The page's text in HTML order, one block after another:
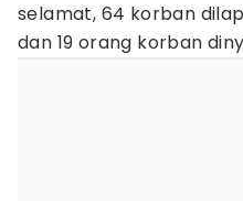
selamat, 64 korban
dan 19 orang korban